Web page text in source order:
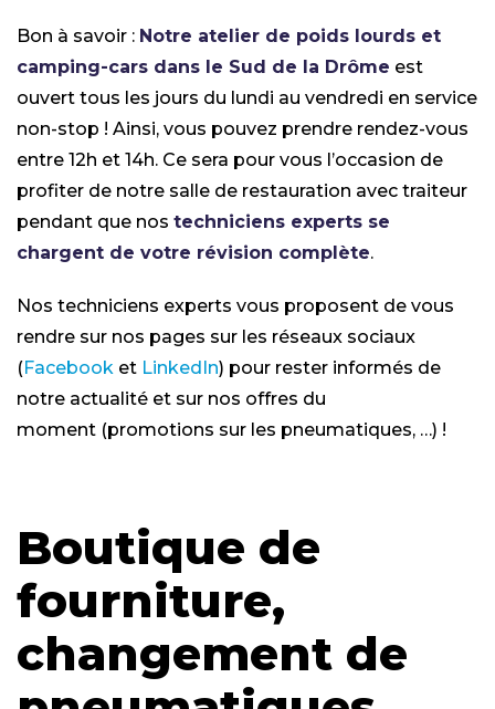
Bon à savoir : Notre atelier de poids lourds et
camping-cars dans le Sud de la Drôme est
ouvert tous les jours du lundi au vendredi en service
non-stop ! Ainsi, vous pouvez prendre rendez-vous
entre 12h et 14h. Ce sera pour vous l’occasion de
profiter de notre salle de restauration avec traiteur
pendant que nos techniciens experts se
chargent de votre révision complète.
Nos techniciens experts vous proposent de vous
rendre sur nos pages sur les réseaux sociaux
(Facebook et LinkedIn) pour rester informés de
notre actualité et sur nos offres du
moment (promotions sur les pneumatiques, …) !
Boutique de
fourniture,
changement de